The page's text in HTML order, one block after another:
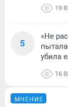
19
5
«Не
убила
16
МНЕНИЕ